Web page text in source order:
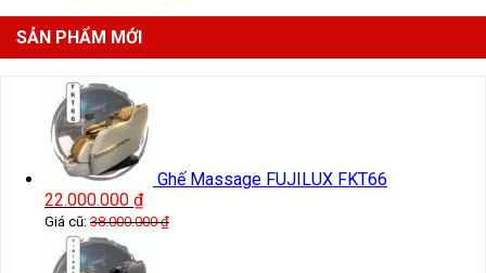
SẢN PHẨM MỚI
Ghế Massage FUJILUX FKT66
22.000.000 ₫
Giá cũ: 38.000.000₫